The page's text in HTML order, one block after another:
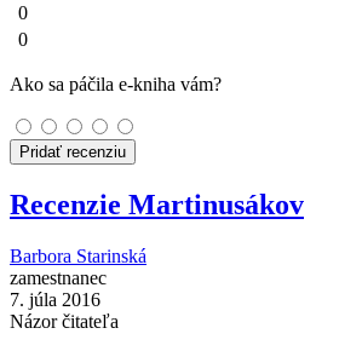
0
0
Ako sa páčila e-kniha vám?
Pridať recenziu
Recenzie Martinusákov
Barbora Starinská
zamestnanec
7. júla 2016
Názor čitateľa